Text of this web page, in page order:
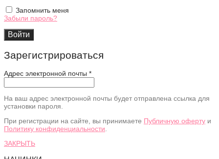
Запомнить меня
Забыли пароль?
Войти
Зарегистрироваться
Адрес электронной почты *
На ваш адрес электронной почты будет отправлена ссылка для
установки пароля.
При регистрации на сайте, вы принимаете Публичную оферту и
Политику конфиденциальности
ЗАКРЫТЬ